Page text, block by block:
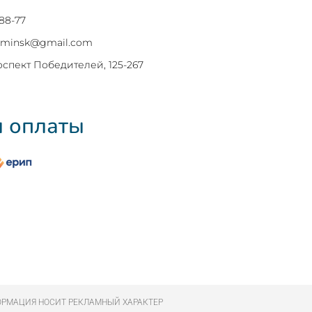
77
Победителей, 125-267
НОСИТ РЕКЛАМНЫЙ ХАРАКТЕР